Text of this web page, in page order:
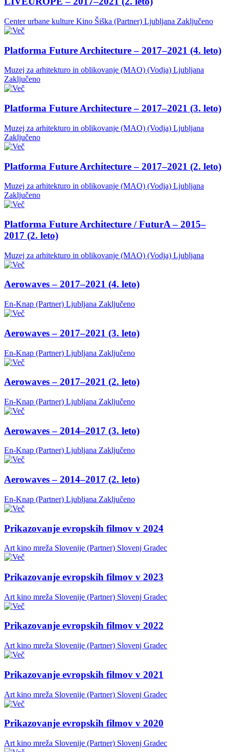
Center urbane kulture Kino Šiška (Partner) Ljubljana Zaključeno
Platforma Future Architecture – 2017–2021 (4. leto)
Muzej za arhitekturo in oblikovanje (MAO) (Vodja) Ljubljana
Zaključeno
Platforma Future Architecture – 2017–2021 (3. leto)
Muzej za arhitekturo in oblikovanje (MAO) (Vodja) Ljubljana
Zaključeno
Platforma Future Architecture – 2017–2021 (2. leto)
Muzej za arhitekturo in oblikovanje (MAO) (Vodja) Ljubljana
Zaključeno
Platforma Future Architecture / FuturA – 2015–
2017 (2. leto)
Muzej za arhitekturo in oblikovanje (MAO) (Vodja) Ljubljana
Aerowaves – 2017–2021 (4. leto)
En-Knap (Partner) Ljubljana Zaključeno
Aerowaves – 2017–2021 (3. leto)
En-Knap (Partner) Ljubljana Zaključeno
Aerowaves – 2017–2021 (2. leto)
En-Knap (Partner) Ljubljana Zaključeno
Aerowaves – 2014–2017 (3. leto)
En-Knap (Partner) Ljubljana Zaključeno
Aerowaves – 2014–2017 (2. leto)
En-Knap (Partner) Ljubljana Zaključeno
Prikazovanje evropskih filmov v 2024
Art kino mreža Slovenije (Partner) Slovenj Gradec
Prikazovanje evropskih filmov v 2023
Art kino mreža Slovenije (Partner) Slovenj Gradec
Prikazovanje evropskih filmov v 2022
Art kino mreža Slovenije (Partner) Slovenj Gradec
Prikazovanje evropskih filmov v 2021
Art kino mreža Slovenije (Partner) Slovenj Gradec
Prikazovanje evropskih filmov v 2020
Art kino mreža Slovenije (Partner) Slovenj Gradec